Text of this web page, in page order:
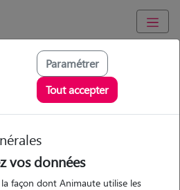
Coulouvray-Boisbenâtre
- Petsitter à
Paramétrer
Tout accepter
vos données
façon dont Animaute utilise les